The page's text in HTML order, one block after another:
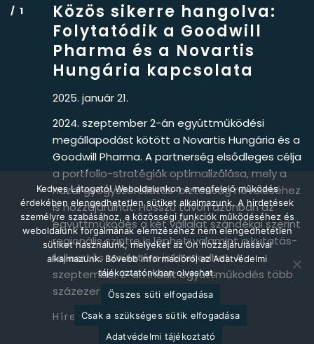
Közös sikerre hangolva:
Folytatódik a Goodwill
Pharma és a Novartis
Hungária kapcsolata
2025. január 21.
2024. szeptember 2-án együttműködési
megállapodást kötött a Novartis Hungária és a
Goodwill Pharma. A partnerség elsődleges célja
a portfolio-stratégiák optimalizálása, mely a
hazai gyógyszerellátás-biztonság növeléséhez
is hozzájárulhat. Hosszú távon azonban az
együttműködés a két vállalat szándékai szerint
regionális szintre is léphet, valamint a kutatás-
fejlesztés területére is kiterjedhet. A
szeptember 2-án indult együttműködés több
százezer magyarországi […]
Hírek
Kedves Látogató! Weboldalunkon a megfelelő működés
érdekében elengedhetetlen sütiket alkalmazunk. A hirdetések
személyre szabásához, a közösségi funkciók működéséhez és
weboldalunk forgalmának elemzéséhez nem elengedhetetlen
sütiket használunk, melyeket az Ön hozzájárulásával
alkalmazunk. Bővebb információról az Adatvédelmi
tájékoztatónkban olvashat.
Összes süti elfogadása
Csak a szükséges sütik elfogadása
Adatvédelmi tájékoztató